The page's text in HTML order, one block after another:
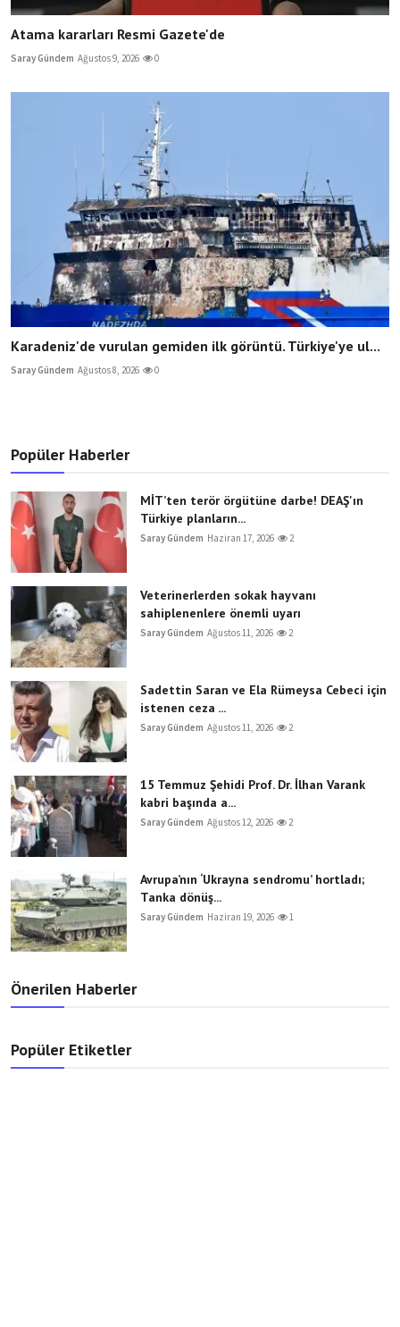
Atama kararları Resmi Gazete'de
Saray Gündem Ağustos 9, 2026 0
Karadeniz'de vurulan gemiden ilk görüntü. Türkiye'ye ul...
Saray Gündem Ağustos 8, 2026 0
Popüler Haberler
MİT’ten terör örgütüne darbe! DEAŞ'ın
Türkiye planların...
Saray Gündem Haziran 17, 2026 2
Veterinerlerden sokak hayvanı
sahiplenenlere önemli uyarı
Saray Gündem Ağustos 11, 2026 2
Sadettin Saran ve Ela Rümeysa Cebeci için
istenen ceza ...
Saray Gündem Ağustos 11, 2026 2
15 Temmuz Şehidi Prof. Dr. İlhan Varank
kabri başında a...
Saray Gündem Ağustos 12, 2026 2
Avrupa’nın ‘Ukrayna sendromu’ hortladı;
Tanka dönüş...
Saray Gündem Haziran 19, 2026 1
Önerilen Haberler
Popüler Etiketler